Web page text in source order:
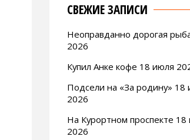
СВЕЖИЕ ЗАПИСИ
Неоправданно дорогая
2026
Купил Анке кофе 18 июля
Подсели на «За родину» 18
2026
На Курортном проспекте 18
2026